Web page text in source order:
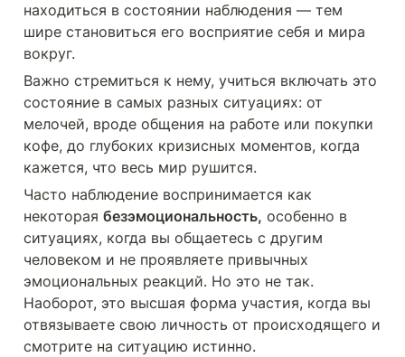
находиться в состоянии наблюдения — тем
шире становиться его восприятие себя и мира
вокруг.
Важно стремиться к нему, учиться включать это
состояние в самых разных ситуациях: от
мелочей, вроде общения на работе или покупки
кофе, до глубоких кризисных моментов, когда
кажется, что весь мир рушится.
Часто наблюдение воспринимается как
некоторая безэмоциональность, особенно в
ситуациях, когда вы общаетесь с другим
человеком и не проявляете привычных
эмоциональных реакций. Но это не так.
Наоборот, это высшая форма участия, когда вы
отвязываете свою личность от происходящего и
смотрите на ситуацию истинно.